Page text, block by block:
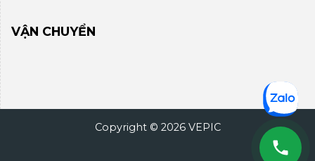
VẬN CHUYỂN
Copyright © 2026 VEPIC